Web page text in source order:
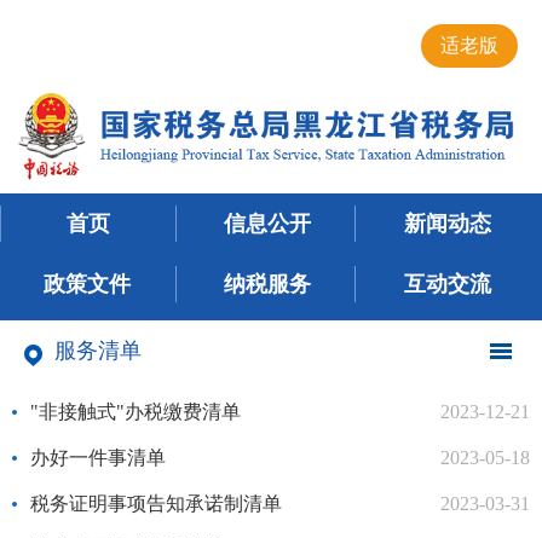
适老版
首页 信息公开 新闻动态
政策文件 纳税服务 互动交流
服务清单
2023-12-21
"非接触式"办税缴费清单
2023-05-18
办好一件事清单
2023-03-31
税务证明事项告知承诺制清单